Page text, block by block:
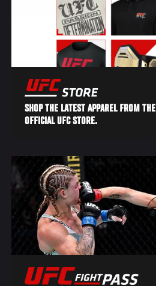
SHOP THE LATEST APPAREL FROM THE
OFFICIAL UFC STORE.